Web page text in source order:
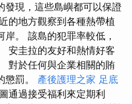
發現，這些島嶼都可以保證
的地方觀察到各種熱帶植
。 該島的犯罪率較低，
安圭拉的友好和熱情好客
對於任何與企業相關的賄
懲罰。 產後護理之家 足底
通過接受福利來定期利